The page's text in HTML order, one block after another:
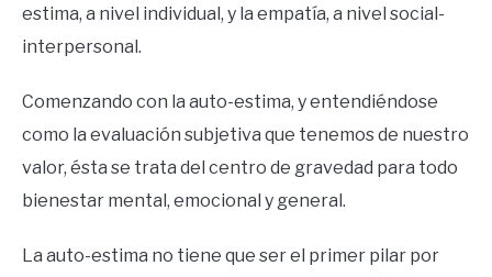
estima, a nivel individual, y la empatía, a nivel social-
interpersonal.
Comenzando con la auto-estima, y entendiéndose
como la evaluación subjetiva que tenemos de nuestro
valor, ésta se trata del centro de gravedad para todo
bienestar mental, emocional y general.
La auto-estima no tiene que ser el primer pilar por